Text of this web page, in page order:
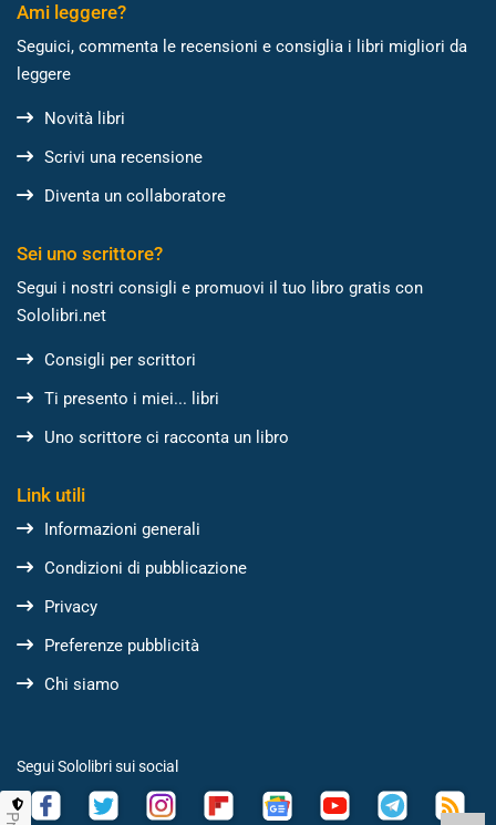
Ami leggere?
Seguici, commenta le recensioni e consiglia i libri migliori da
leggere
Novità libri
Scrivi una recensione
Diventa un collaboratore
Sei uno scrittore?
Segui i nostri consigli e promuovi il tuo libro gratis con
Sololibri.net
Consigli per scrittori
Ti presento i miei... libri
Uno scrittore ci racconta un libro
Link utili
Informazioni generali
Condizioni di pubblicazione
Privacy
Preferenze pubblicità
Chi siamo
Segui Sololibri sui social